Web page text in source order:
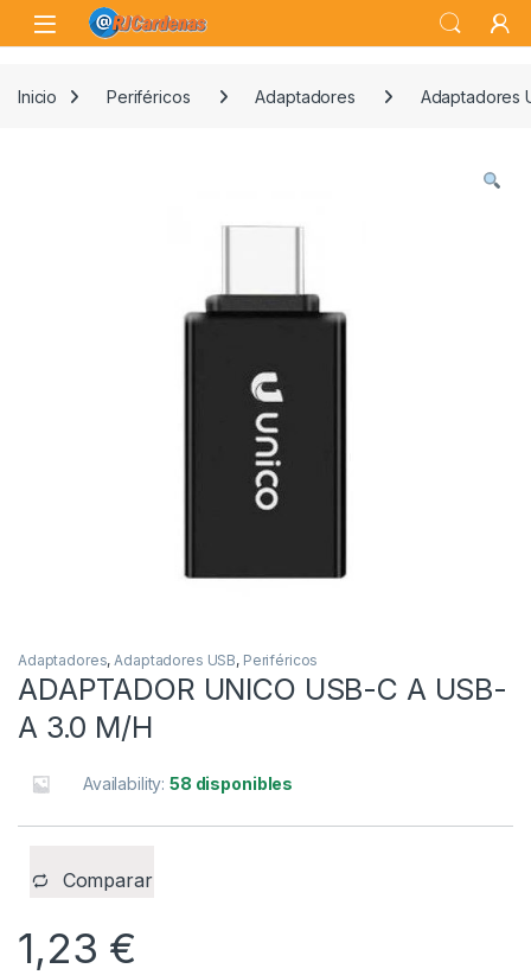
Skip to navigation
Skip to content
Open
Inicio Periféricos Adaptadores Adaptadores
Adaptadores,Adaptadores USB, Periféricos
ADAPTADOR UNICO USB-C A USB-
A 3.0 M/H
Availability:58 disponibles
Comparar
1,23 €